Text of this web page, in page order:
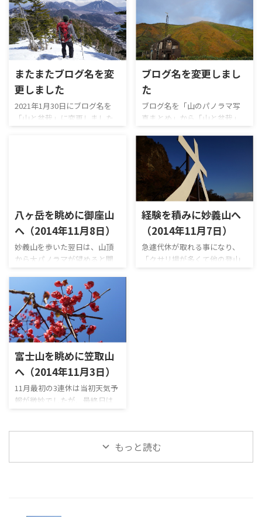
またまたブログ名を変
更しました
2021年1月30日にブログ名を
「山と盆栽」に変更しました
が、またまたブログ名を「パ
ぱり山の情報だけを紹介する
ブログに戻しました。 盆栽の
に移行しました。山やってる人
で盆栽に興味がある方は少な
いと思いますが、よろしけれ
ばどうぞ。 もう、腹が出てし
まって昔みたいにガツガツ縦走
できないですが、山のモチベ
ーションは残っているので ...
ブログ名を変更しまし
た
ブログ名を「山のパノラマ写
真まとめ」から「山と盆栽」
に変更しました。 去年の春か
ら新しい趣味である「盆栽」
に目覚め、山と同じくらい大
事な趣味になったというのが
ブログ名の変更理由です。
「山」と「盆栽」でブログを
二つに分けてもよいのですが、
管理が大変なので既存のブロ
グに今後は盆栽のことも書い
にもう一つの趣味の登山です
が、相変わらず気まぐれで登
八ヶ岳を眺めに御座山
へ（2014年11月8日）
妙義山を歩いた翌日は、山頂
から大パノラマが望めると聞
く御座山(おぐらさん → 読めね
ー。)に登ってきました。 八ヶ
岳連峰をあまり北から眺めた
事がないのでそれを楽しみに
して登りましたが、出発が早
すぎて山頂上空には雲がモヤ
モヤ立ち込めていて全く見え
ず・・・。 下山開始して20分
後位に快晴になりましたが、
山頂に戻る気力もなく、微妙
な感じのパノラマ写真撮影に
なってしまいました。 御座山
屋があるので、今度は避難小屋
にゆっくり泊って朝焼けを楽し
経験を積みに妙義山へ
（2014年11月7日）
急遽代休が取れる事になり、
「クサリ場が多くて他の登山
者に迷惑かけるかもしれない
りしていれば大丈夫なように
感じましたが、妙義山のクサ
富士山を眺めに笠取山
へ（2014年11月3日）
11月最初の3連休は当初天気予
報が微妙でしたが、最終日は
晴れるとの事で、久しぶりに富
山は登山者で混雑するイメー
ジでしたが、紅葉が終わって寒
もっと読む